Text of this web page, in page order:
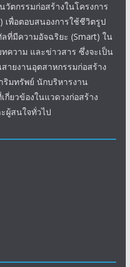
ตกรรมก่อสร้างในโครงการ
เพื่อตอบสนองการใช้ชีวิตรูป
ที่มีความอัจฉริยะ (Smart) ใน
ความ และข่าวสาร ซึ่งจะเป็น
ายงานอุตสาหกรรมก่อสร้าง
มทรัพย์ นักบริหารงาน
ยวข้องในแวดวงก่อสร้าง
ผู้สนใจทั่วไป